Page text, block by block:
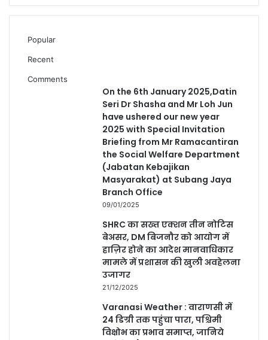
Popular
Recent
Comments
On the 6th January 2025,Datin
Seri Dr Shasha and Mr Loh Jun
have ushered our new year
2025 with Special Invitation
Briefing from Mr Ramacantiran
the Social Welfare Department
(Jabatan Kebajikan
Masyarakat) at Subang Jaya
Branch Office
09/01/2025
SHRC का सख्त एक्शन तीन नोटिस
बेअसर, DM बिजनौर को आयोग में
हाज़िर होने का आदेश मानवाधिकार
मामले में प्रशासन की खुली अवहेलना
उजागर
21/12/2025
Varanasi Weather : वाराणसी में
24 डिग्री तक पहुंचा पारा, पश्चिमी
विक्षोभ का प्रभाव समाप्त, जानिये